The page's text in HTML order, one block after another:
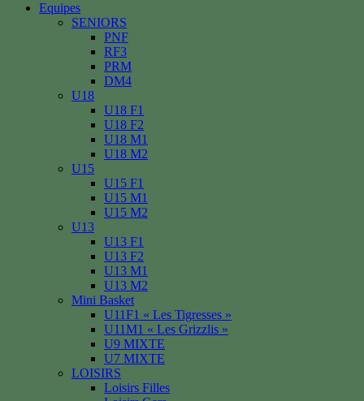
Equipes
SENIORS
PNF
RF3
PRM
DM4
U18
U18 F1
U18 F2
U18 M1
U18 M2
U15
U15 F1
U15 M1
U15 M2
U13
U13 F1
U13 F2
U13 M1
U13 M2
Mini Basket
U11F1 « Les Tigresses »
U11M1 « Les Grizzlis »
U9 MIXTE
U7 MIXTE
LOISIRS
Loisirs Filles